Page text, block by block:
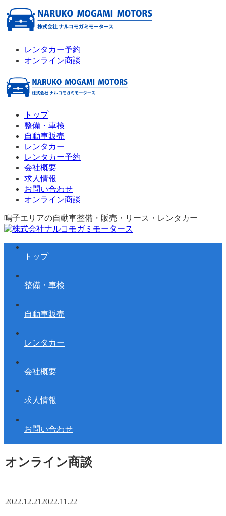
レンタカー予約
オンライン商談
トップ
整備・車検
自動車販売
レンタカー
レンタカー予約
会社概要
求人情報
お問い合わせ
オンライン商談
鳴子エリアの自動車整備・販売・リース・レンタカー
トップ
整備・車検
自動車販売
レンタカー
会社概要
求人情報
お問い合わせ
オンライン商談
2022.12.21 2022.11.22